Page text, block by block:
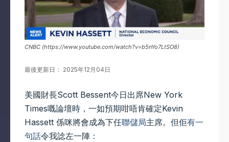
CNBC (https://www.youtube.com/watch?v=b5nYo7LtSO8)
最後更新日： 2025年12月04日
美國財長Scott Bessent今日出席New York
Times嘅論壇時，一如預期咁唔肯確定Kevin
Hassett 係咪將會成為下任聯儲局主席。但佢有一
句話令我諗左一陣：